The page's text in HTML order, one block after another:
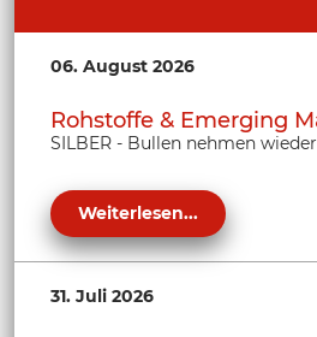
06. August 2026
Rohstoffe & Emerging
SILBER - Bullen nehmen
Weiterlesen...
31. Juli 2026